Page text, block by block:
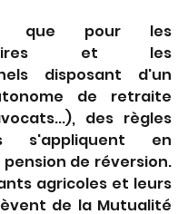
que pour les
et les
disposant d'un
de retraite
des règles
s'appliquent en
de réversion.
agricoles et leurs
de la Mutualité